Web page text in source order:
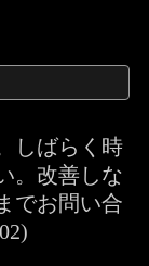
しばらく時
。改善しな
でお問い合